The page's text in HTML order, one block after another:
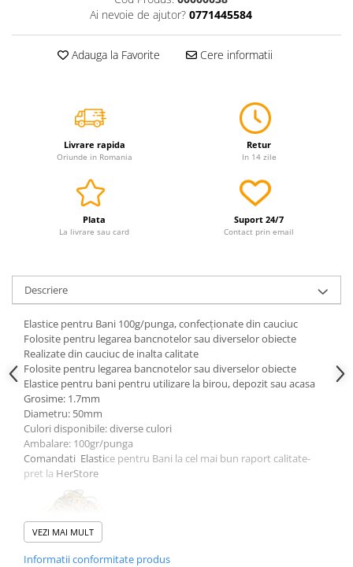
Sapunuri
Ai nevoie de ajutor? 0771445584
Adauga la Favorite Cere informatii
Livrare rapida
Oriunde in Romania
Retur
In 14 zile
Plata
La livrare sau card
Suport 24/7
Contact prin email
Descriere
Elastice pentru Bani 100g/punga, confecționate din cauciuc
Folosite pentru legarea bancnotelor sau diverselor obiecte
Realizate din cauciuc de inalta calitate
Folosite pentru legarea bancnotelor sau diverselor obiecte
Elastice pentru bani pentru utilizare la birou, depozit sau acasa
Grosime: 1.7mm
Diametru: 50mm
Culori disponibile: diverse culori
Ambalare: 100gr/punga
Comandati Elastice pentru Bani la cel mai bun raport calitate-
pret la HerStore
VEZI MAI MULT
Informatii conformitate produs